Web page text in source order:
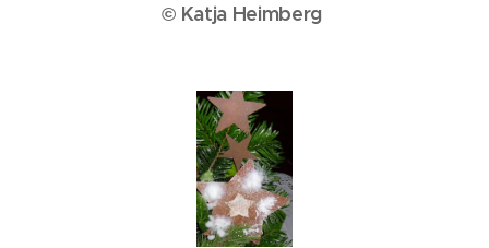
© Katja Heimberg